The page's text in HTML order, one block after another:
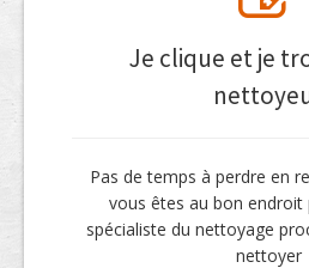
Je clique et je
Pas de temps à perdre en
vous êtes au bon
spécialiste du nettoyage
nettoyer